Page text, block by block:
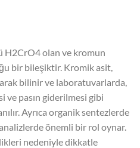
H2CrO4 olan ve kromun
bir bileşiktir. Kromik asit,
bilinir ve laboratuvarlarda,
ve pasın giderilmesi gibi
Ayrıca organik sentezlerde
önemli bir rol oynar.
nedeniyle dikkatle